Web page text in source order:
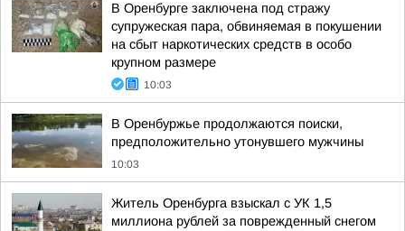
В Оренбурге заключена под стражу
супружеская пара, обвиняемая в покушении
на сбыт наркотических средств в особо
крупном размере
10:03
В Оренбуржье продолжаются поиски,
предположительно утонувшего мужчины
10:03
Житель Оренбурга взыскал с УК 1,5
миллиона рублей за поврежденный снегом